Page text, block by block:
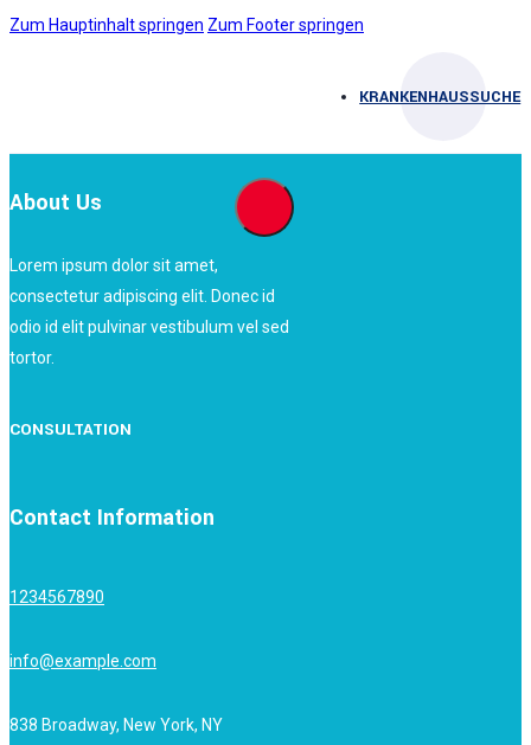
Zum Hauptinhalt springen Zum Footer springen
KRANKENHAUSSUCHE
About Us
Lorem ipsum dolor sit amet,
consectetur adipiscing elit. Donec id
odio id elit pulvinar vestibulum vel sed
tortor.
CONSULTATION
Contact Information
1234567890
info@example.com
838 Broadway, New York, NY